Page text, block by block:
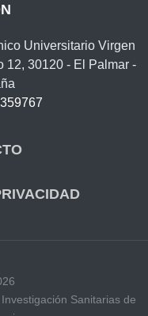
Universitario Virgen
12, 30120 - El Palmar -
Sanitarias de